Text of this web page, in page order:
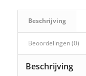
Beschrijving
Beoordelingen (0)
Beschrijving